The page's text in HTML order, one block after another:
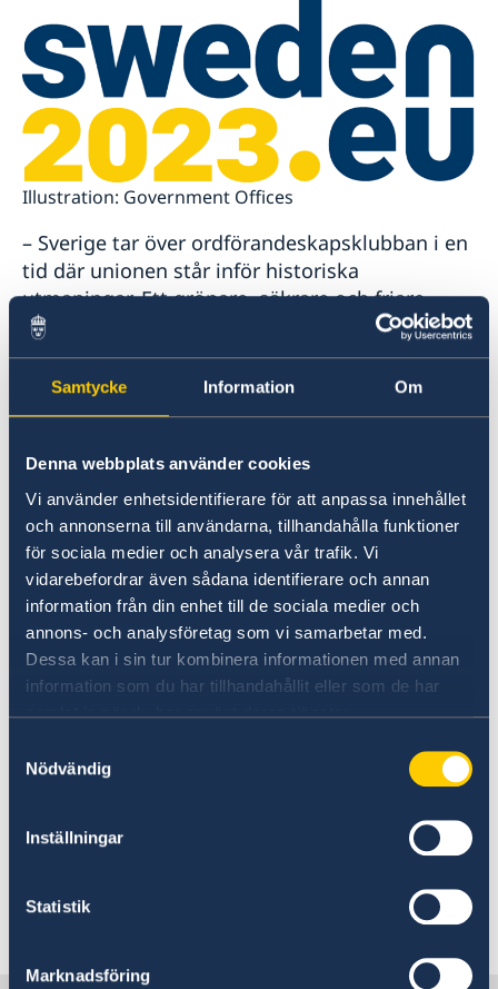
Samtycke Information Om
Denna webbplats använder cookies
Vi använder enhetsidentifierare för att anpassa innehållet
och annonserna till användarna, tillhandahålla funktioner
för sociala medier och analysera vår trafik. Vi
vidarebefordrar även sådana identifierare och annan
information från din enhet till de sociala medier och
annons- och analysföretag som vi samarbetar med.
Dessa kan i sin tur kombinera informationen med annan
information som du har tillhandahållit eller som de har
samlat in när du har använt deras tjänster.
Nödvändig
Inställningar
Statistik
Marknadsföring
Illustration: Government Offices
– Sverige tar över ordförandeskapsklubban i en
tid där unionen står inför historiska
utmaningar. Ett grönare, säkrare och friare
Europa utgör grundstommen i våra
prioriteringar, säger statsminister Ulf
Kristersson.
arbetet högt. Det ligger i Sveriges intresse att
hålla ihop EU och driva på i frågor där det krävs
gemensamma lösningar, säger EU-minister
Jessika Roswall.
Det svenska ordförandeskapets fyra
prioriteringar
Säkerhet – enighet
energiomställning
Demokratiska värden och rättsstatsprincipen –